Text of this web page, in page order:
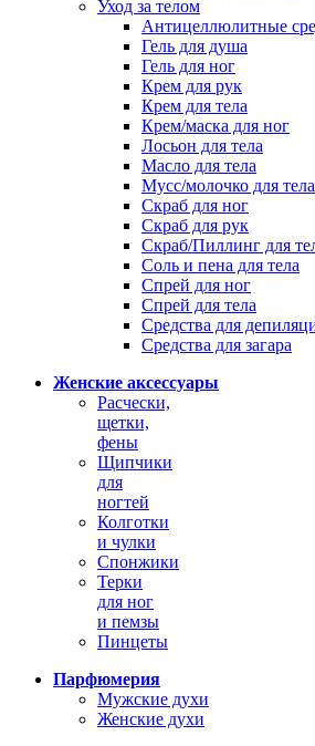
Уход за телом
Антицеллюлитные
Гель для душа
Гель для ног
Крем для рук
Крем для тела
Крем/маска для ног
Лосьон для тела
Масло для тела
Мусс/молочко для тела
Скраб для ног
Скраб для рук
Скраб/Пиллинг для
Соль и пена для тела
Спрей для ног
Спрей для тела
Средства для
Средства для загара
Женские аксессуары
Расчески,
щетки,
фены
Щипчики
для
ногтей
Колготки
и чулки
Спонжики
Терки
для ног
и пемзы
Пинцеты
Парфюмерия
Мужские духи
Женские духи